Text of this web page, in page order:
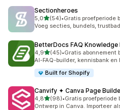
Sectionheroes
5,0van 5 sterren
(54)
54 recensies in totaal
•Gratis proefperiode
Voeg secties, bundels,
BetterDocs FAQ Knowledge
4,9van 5 sterren
(45)
45 recensies in totaal
•Gratis abonnement
AI-FAQ-builder, kennisbank
Built for Shopify
Canvify ✦ Canva Page
4,8van 5 sterren
(98)
98 recensies in totaal
•Gratis proefperiode
Ontwerp in Canva. Importeer